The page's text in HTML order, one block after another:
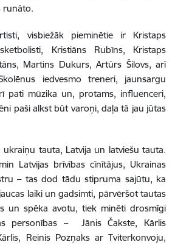
runāto.
visbiežāk pieminētie ir Kristaps
Kristiāns Rubīns, Kristaps
Martins Dukurs, Artūrs Šilovs, arī
iedvesmo treneri, jaunsargu
pati mūzika un, protams, influenceri,
paši alkst būt varoņi, daļa tā jau jūtas
tauta, Latvija un latviešu tauta.
Latvijas brīvības cīnītājus, Ukrainas
– tas dod tādu stipruma sajūtu, ka
laiki un gadsimti, pārvēršot tautas
un spēka avotu, tiek minēti drosmīgi
personības – Jānis Čakste, Kārlis
Reinis Pozņaks ar Tviterkonvoju,